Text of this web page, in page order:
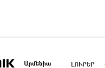
Արմենիա ԼՈՒՐԵՐ